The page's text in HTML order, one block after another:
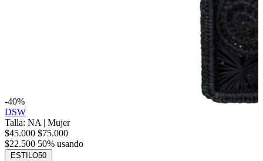
-40%
DSW
Talla: NA | Mujer
$45.000 $75.000
$22.500 50% usando
ESTILO50